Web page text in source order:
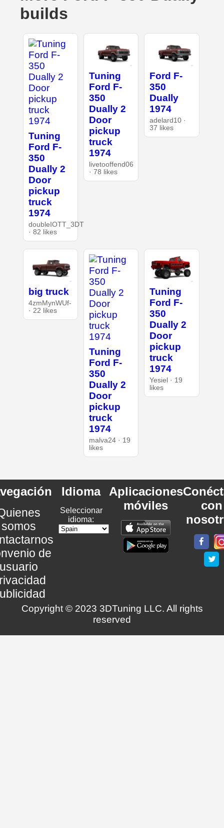
builds
Tuning
Ford F-
350
Dually 2
Door
pickup
truck
1974
doubleIOTT_3DT
· 82 likes
Tuning
Ford F-
350
Dually 2
Door
pickup
truck
1974
livetooffend06
· 78 likes
Ford F-
350
Dually
1974
adelard10 ·
37 likes
big truck
4zmMynWUf-
· 22 likes
Tuning
Ford F-
350
Dually 2
Door
pickup
truck
1974
malva24 · 19
likes
Tuning
Ford F-
350
Dually 2
Door
pickup
truck
1974
Yesiel · 19
likes
somos
de
Idioma
Seleccionar
idioma:
Aplicaciones
móviles
con
Copyright © 2023 3DTuning LLC. All rights
reserved